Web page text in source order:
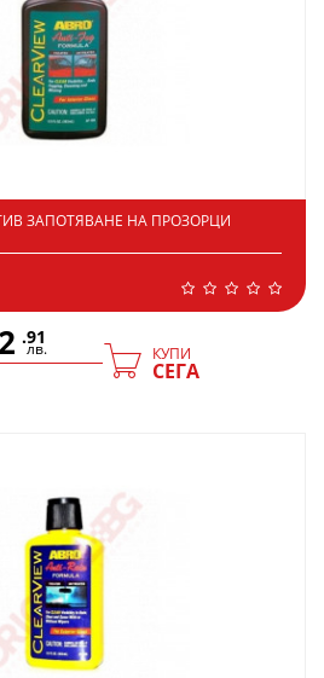
ЗАПОТЯВАНЕ НА ПРОЗОРЦИ
.91
лв. КУПИ
СЕГА